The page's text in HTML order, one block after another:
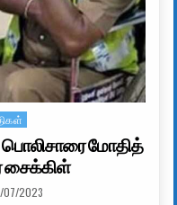
பொலிசாரை மோதித்
சைக்கிள்
DATE:
07/2023